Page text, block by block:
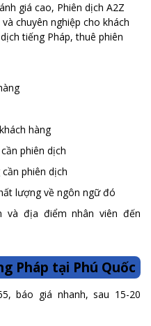
giá cao, Phiên dịch A2Z
chuyên nghiệp cho khách
tiếng Pháp, thuê phiên
hàng
phiên dịch
phiên dịch
lượng về ngôn ngữ đó
và địa điểm nhân viên đến
Pháp tại Phú Quốc
báo giá nhanh, sau 15-20